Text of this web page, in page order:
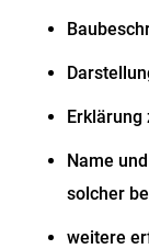
Erklärung
Name
solcher
weitere